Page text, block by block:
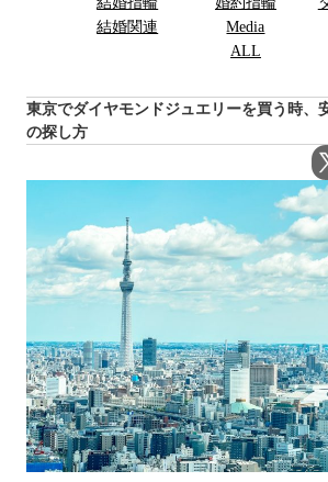
結婚関連
Media
ALL
東京でダイヤモンドジュエリーを買う時、
の探し方